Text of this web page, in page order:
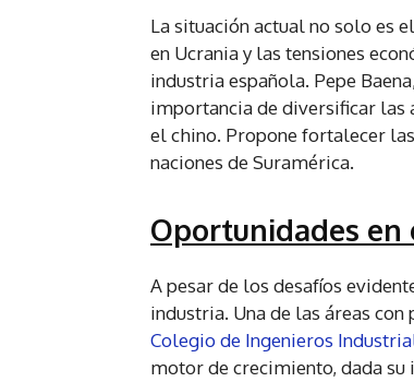
La situación actual no solo es
en Ucrania y las tensiones
industria española. Pepe
importancia de diversificar las
el chino. Propone fortalecer
naciones de Suramérica.
Oportunidades en
A pesar de los desafíos
industria. Una de las áreas
Colegio de Ingenieros
motor de crecimiento, dada